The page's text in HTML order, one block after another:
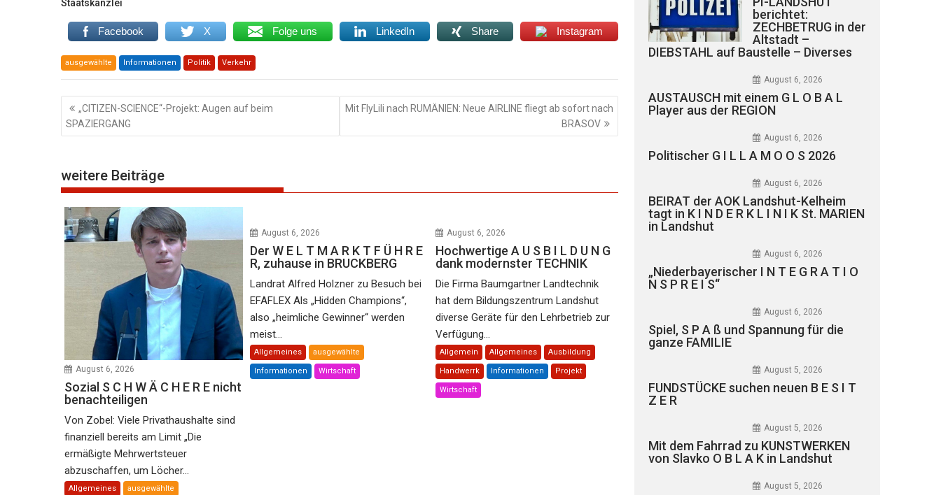
Staatskanzlei
Facebook X Folge uns LinkedIn Share Instagram
ausgewählte Informationen Politik Verkehr
Beitragsnavigation
„CITIZEN-SCIENCE“-Projekt: Augen auf beim
SPAZIERGANG
Mit FlyLili nach RUMÄNIEN: Neue AIRLINE fliegt ab sofort nach
BRASOV
weitere Beiträge
August 6, 2026
Sozial S C H W Ä C H E R E nicht
benachteiligen
Von Zobel: Viele Privathaushalte sind
finanziell bereits am Limit „Die
ermäßigte Mehrwertsteuer
abzuschaffen, um Löcher...
Allgemeines ausgewählte
August 6, 2026
Der W E L T M A R K T F Ü H R E
R, zuhause in BRUCKBERG
Landrat Alfred Holzner zu Besuch bei
EFAFLEX Als „Hidden Champions“,
also „heimliche Gewinner“ werden
meist...
Allgemeines ausgewählte
Informationen Wirtschaft
August 6, 2026
Hochwertige A U S B I L D U N G
dank modernster TECHNIK
Die Firma Baumgartner Landtechnik
hat dem Bildungszentrum Landshut
diverse Geräte für den Lehrbetrieb zur
Verfügung...
Allgemein Allgemeines Ausbildung
Handwerrk Informationen Projekt
Wirtschaft
berichtet:
ZECHBETRUG in der
Altstadt –
DIEBSTAHL auf Baustelle – Diverses
August 6, 2026
AUSTAUSCH mit einem G L O B A L
Player aus der REGION
August 6, 2026
Politischer G I L L A M O O S 2026
August 6, 2026
BEIRAT der AOK Landshut-Kelheim
tagt in K I N D E R K L I N I K St. MARIEN
in Landshut
August 6, 2026
„Niederbayerischer I N T E G R A T I O
N S P R E I S“
August 6, 2026
Spiel, S P A ß und Spannung für die
ganze FAMILIE
August 5, 2026
FUNDSTÜCKE suchen neuen B E S I T
Z E R
August 5, 2026
Mit dem Fahrrad zu KUNSTWERKEN
von Slavko O B L A K in Landshut
August 5, 2026